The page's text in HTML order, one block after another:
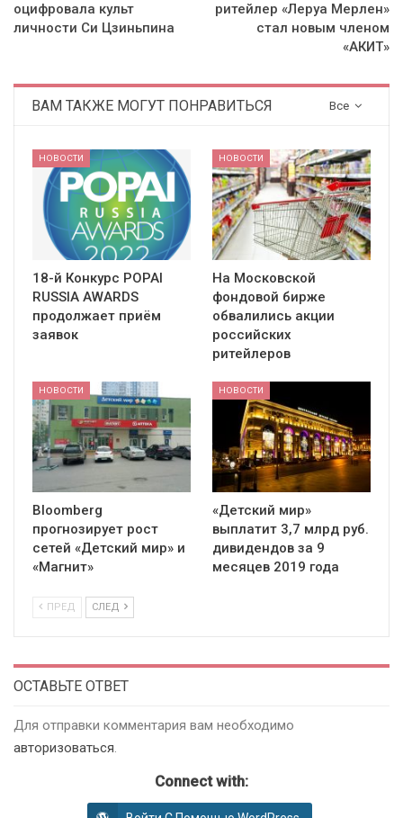
оцифровала культ
личности Си Цзиньпина
ритейлер «Леруа Мерлен»
стал новым членом
«АКИТ»
Все
ВАМ ТАКЖЕ МОГУТ ПОНРАВИТЬСЯ
НОВОСТИ
18-й Конкурс POPAI
RUSSIA AWARDS
продолжает приём
заявок
НОВОСТИ
На Московской
фондовой бирже
обвалились акции
российских
ритейлеров
НОВОСТИ
Bloomberg
прогнозирует рост
сетей «Детский мир» и
«Магнит»
НОВОСТИ
«Детский мир»
выплатит 3,7 млрд руб.
дивидендов за 9
месяцев 2019 года
ПРЕД СЛЕД
ОСТАВЬТЕ ОТВЕТ
Для отправки комментария вам необходимо
авторизоваться.
Connect with: